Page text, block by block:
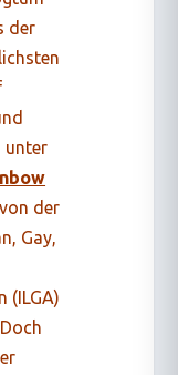
der
unter
von der
Gay,
(ILGA)